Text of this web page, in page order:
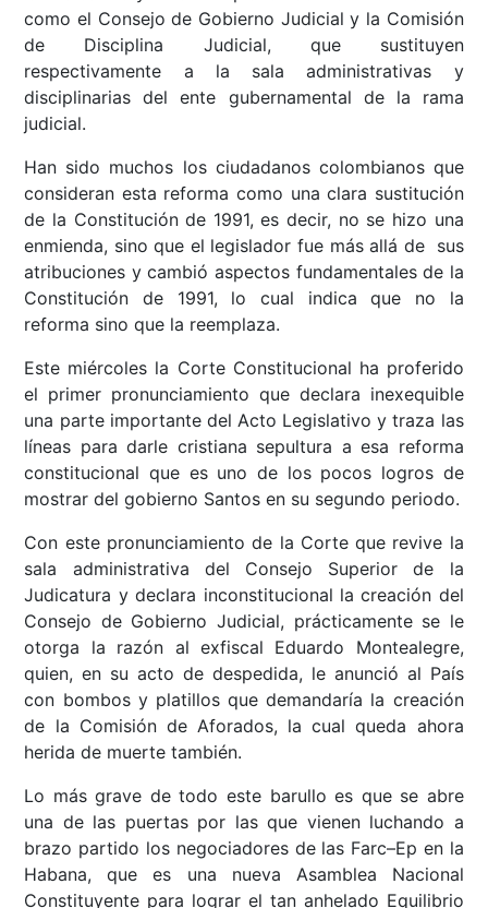
como el Consejo de Gobierno Judicial y la Comisión
de Disciplina Judicial, que sustituyen
respectivamente a la sala administrativas y
disciplinarias del ente gubernamental de la rama
judicial.
Han sido muchos los ciudadanos colombianos que
consideran esta reforma como una clara sustitución
de la Constitución de 1991, es decir, no se hizo una
enmienda, sino que el legislador fue más allá de sus
atribuciones y cambió aspectos fundamentales de la
Constitución de 1991, lo cual indica que no la
reforma sino que la reemplaza.
Este miércoles la Corte Constitucional ha proferido
el primer pronunciamiento que declara inexequible
una parte importante del Acto Legislativo y traza las
líneas para darle cristiana sepultura a esa reforma
constitucional que es uno de los pocos logros de
mostrar del gobierno Santos en su segundo periodo.
Con este pronunciamiento de la Corte que revive la
sala administrativa del Consejo Superior de la
Judicatura y declara inconstitucional la creación del
Consejo de Gobierno Judicial, prácticamente se le
otorga la razón al exfiscal Eduardo Montealegre,
quien, en su acto de despedida, le anunció al País
con bombos y platillos que demandaría la creación
de la Comisión de Aforados, la cual queda ahora
herida de muerte también.
Lo más grave de todo este barullo es que se abre
una de las puertas por las que vienen luchando a
brazo partido los negociadores de las Farc–Ep en la
Habana, que es una nueva Asamblea Nacional
Constituyente para lograr el tan anhelado Equilibrio